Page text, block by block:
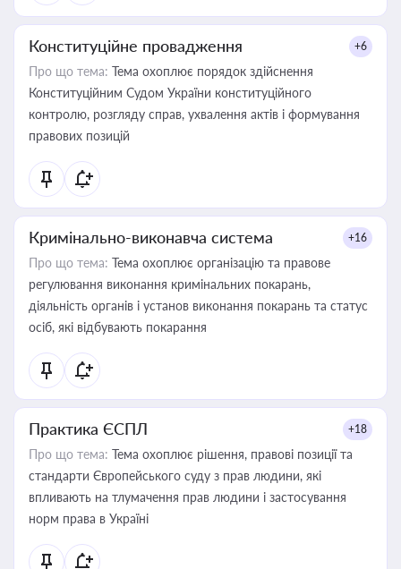
Конституційне провадження +6
Про що тема: Тема охоплює порядок здійснення
Конституційним Судом України конституційного
контролю, розгляду справ, ухвалення актів і формування
правових позицій
Кримінально-виконавча система +16
Про що тема: Тема охоплює організацію та правове
регулювання виконання кримінальних покарань,
діяльність органів і установ виконання покарань та статус
осіб, які відбувають покарання
Практика ЄСПЛ +18
Про що тема: Тема охоплює рішення, правові позиції та
стандарти Європейського суду з прав людини, які
впливають на тлумачення прав людини і застосування
норм права в Україні